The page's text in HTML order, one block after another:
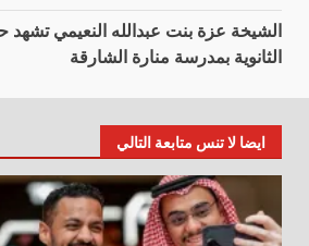
الشيخة عزة بنت عبدالله النعيمي تشهد
الثانوية بمدرسة منارة الشارقة
ايضا لا تنس متابعة التالي